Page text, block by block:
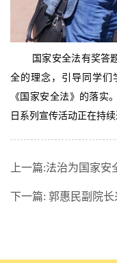
国家安全法有奖答
全的理念，引导同学们
《国家安全法》的落实
日系列宣传活动正在持
上一篇:法治为国家安全提供
下一篇: 郭惠民副院